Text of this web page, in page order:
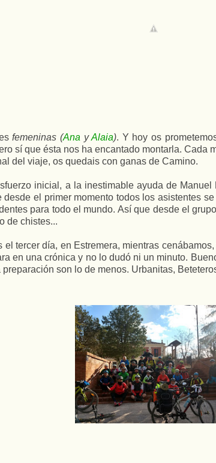
femeninas (Ana yAlaia). Y hoy os
sí que ésta nos ha encantado montarla.
del viaje, os quedais con ganas de Camino.
inicial, a la inestimable ayuda de
el primer momento todos los asistentes se
para todo el mundo. Así que desde el
de chistes...
tercer día, en Estremera, mientras
en una crónica y no lo dudó ni un minuto.
son lo de menos. Urbanitas,